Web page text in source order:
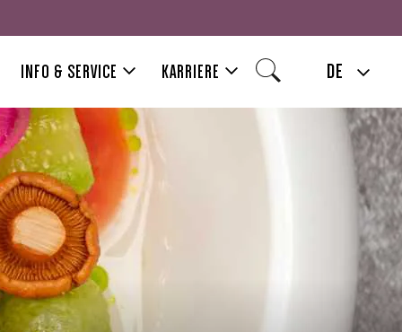
INFO & SERVICE KARRIERE DE